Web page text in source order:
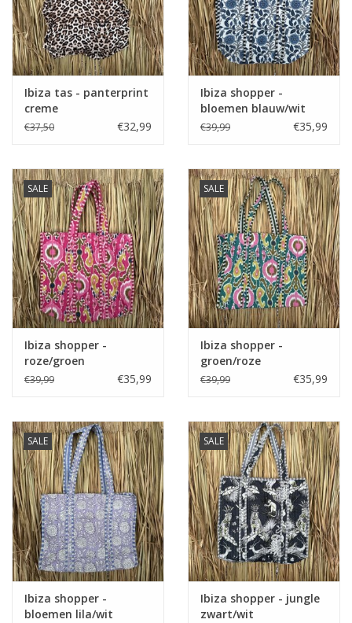
Ibiza tas - panterprint
creme
€37,50 €32,99
Ibiza shopper -
bloemen blauw/wit
€39,99 €35,99
SALE
Ibiza shopper -
roze/groen
€39,99 €35,99
SALE
Ibiza shopper -
groen/roze
€39,99 €35,99
SALE
Ibiza shopper -
bloemen lila/wit
SALE
Ibiza shopper - jungle
zwart/wit